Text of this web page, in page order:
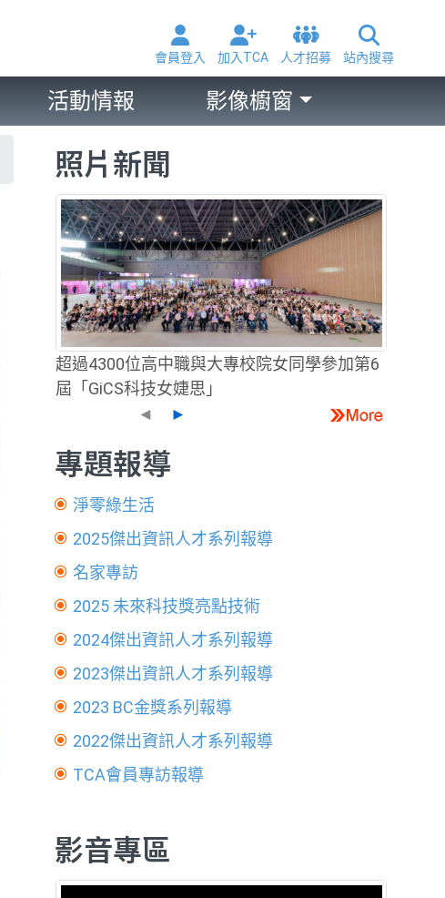
會員登入 加入TCA 人才招募 站內搜尋
活動情報 影像櫥窗
照片新聞
超過4300位高中職與大專校院女同學參加第6
屆「GiCS科技女婕思」
◄
►
專題報導
淨零綠生活
2025傑出資訊人才系列報導
名家專訪
2025 未來科技獎亮點技術
2024傑出資訊人才系列報導
2023傑出資訊人才系列報導
2023 BC金獎系列報導
2022傑出資訊人才系列報導
TCA會員專訪報導
影音專區